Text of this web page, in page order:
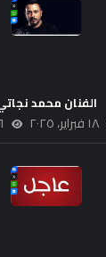
الفنان محمد
١٨ فبراير، ٢٠٢٥